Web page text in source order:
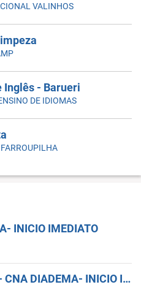
VALINHOS
Inglês - Barueri
DE IDIOMAS
INICIO IMEDIATO
Coordenação Comercial - CNA DIADEMA- INICIO IMEDIATO